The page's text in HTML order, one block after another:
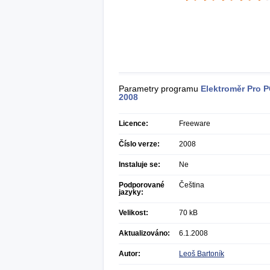
Parametry programu Elektroměr Pro
2008
Licence: Freeware
Číslo verze: 2008
Instaluje se: Ne
Podporované
jazyky:
Čeština
Velikost: 70 kB
Aktualizováno: 6.1.2008
Autor: Leoš Bartoník